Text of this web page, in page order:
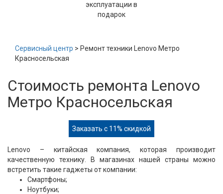
эксплуатации в
подарок
Сервисный центр > Ремонт техники Lenovo Метро
Красносельская
Стоимость ремонта Lenovo
Метро Красносельская
Заказать с 11% скидкой
Lenovo – китайская компания, которая производит
качественную технику. В магазинах нашей страны можно
встретить такие гаджеты от компании:
Смартфоны;
Ноутбуки;